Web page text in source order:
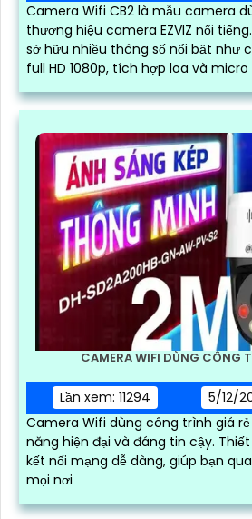
Camera Wifi CB2 là mẫu camera
thương hiệu camera EZVIZ nổi tiếng. Mẫu camera này
sở hữu nhiều thông số nổi bật như
full HD 1080p, tích hợp loa và micro ghi
CAMERA WIFI DÙNG CÔNG
Lần xem: 11294
5/12/
Camera Wifi dùng công trình giá
năng hiện đại và đáng tin cậy. Thiết bị này có khả năng
kết nối mạng dễ dàng, giúp bạn
mọi nơi